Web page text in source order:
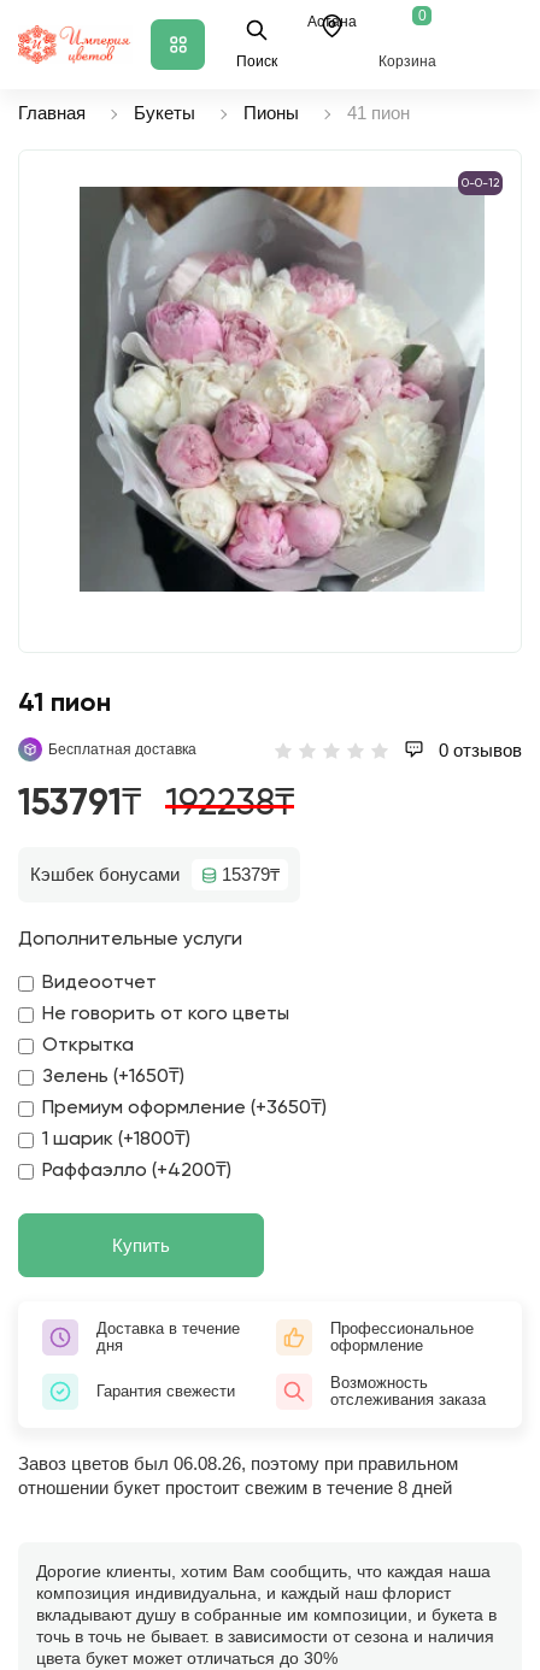
Поиск
Астана 0
Корзина
Главная Букеты Пионы 41 пион
0-0-12
41 пион
Бесплатная доставка 0 отзывов
153791₸ 192238₸
Кэшбек бонусами 15379₸
Дополнительные услуги
Видеоотчет
Не говорить от кого цветы
Открытка
Зелень (+1650₸)
Премиум оформление (+3650₸)
1 шарик (+1800₸)
Раффаэлло (+4200₸)
Купить
Доставка в течение
дня
Профессиональное
оформление
Гарантия свежести
Возможность
отслеживания заказа
Завоз цветов был 06.08.26, поэтому при правильном
отношении букет простоит свежим в течение 8 дней
Дорогие клиенты, хотим Вам сообщить, что каждая наша
композиция индивидуальна, и каждый наш флорист
вкладывают душу в собранные им композиции, и букета в
точь в точь не бывает. в зависимости от сезона и наличия
цвета букет может отличаться до 30%